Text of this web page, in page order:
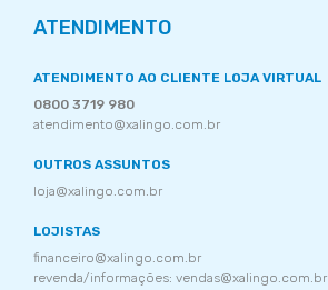
ATENDIMENTO
ATENDIMENTO AO CLIENTE LOJA VIRTUAL
0800 3719 980
atendimento@xalingo.com.br
OUTROS ASSUNTOS
loja@xalingo.com.br
LOJISTAS
financeiro@xalingo.com.br
revenda/informações: vendas@xalingo.com.br